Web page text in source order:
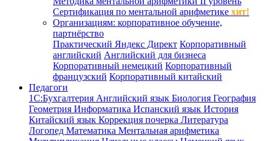
Сертификация по ментальной арифметике хит!
Организациям: корпоративное обучение,
партнёрство
Практический Яндекс Директ Корпоративный
английский Английский для бизнеса
Корпоративный немецкий Корпоративный
французский Корпоративный китайский
Педагоги
1С:Бухгалтерия Английский язык Биология География
Геометрия Информатика Испанский язык История
Китайский язык Коррекция почерка Литература
Логопед Математика Ментальная арифметика